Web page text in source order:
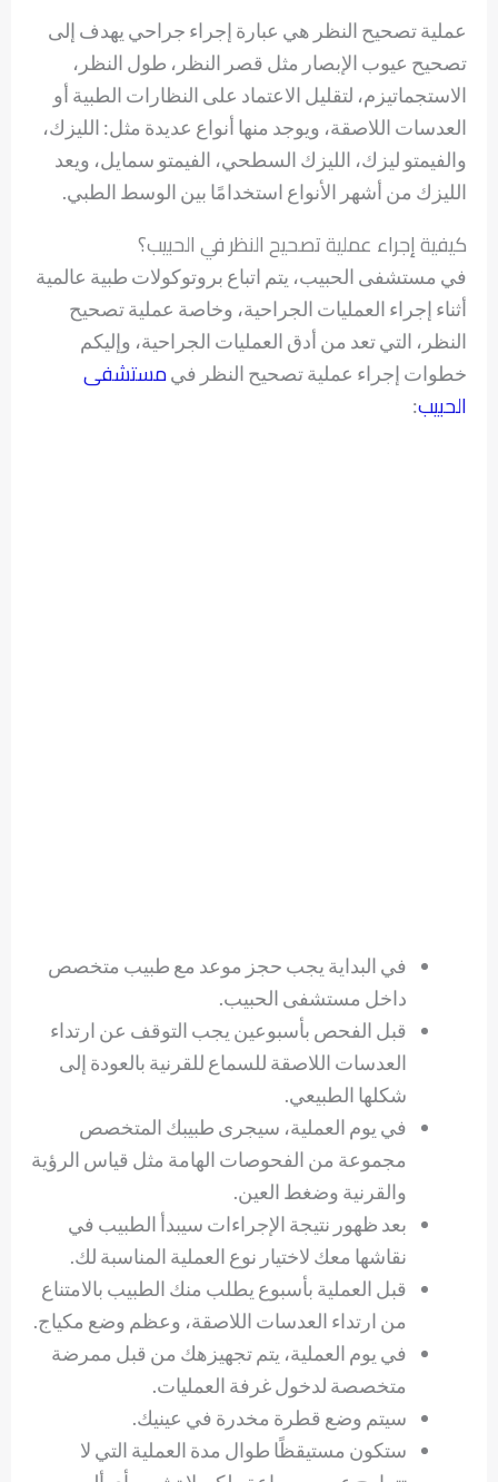
عملية تصحيح النظر هي عبارة إجراء جراحي يهدف إلى
تصحيح عيوب الإبصار مثل قصر النظر، طول النظر،
الاستجماتيزم، لتقليل الاعتماد على النظارات الطبية أو
العدسات اللاصقة، ويوجد منها أنواع عديدة مثل: الليزك،
والفيمتو ليزك، الليزك السطحي، الفيمتو سمايل، ويعد
الليزك من أشهر الأنواع استخدامًا بين الوسط الطبي.
كيفية إجراء عملية تصحيح النظر في الحبيب؟
في مستشفى الحبيب، يتم اتباع بروتوكولات طبية عالمية
أثناء إجراء العمليات الجراحية، وخاصة عملية تصحيح
النظر، التي تعد من أدق العمليات الجراحية، وإليكم
خطوات إجراء عملية تصحيح النظر فيمستشفى
الحبيب:
في البداية يجب حجز موعد مع طبيب متخصص
داخل مستشفى الحبيب.
قبل الفحص بأسبوعين يجب التوقف عن ارتداء
العدسات اللاصقة للسماع للقرنية بالعودة إلى
شكلها الطبيعي.
في يوم العملية، سيجرى طبيبك المتخصص
مجموعة من الفحوصات الهامة مثل قياس الرؤية
والقرنية وضغط العين.
بعد ظهور نتيجة الإجراءات سيبدأ الطبيب في
نقاشها معك لاختيار نوع العملية المناسبة لك.
قبل العملية بأسبوع يطلب منك الطبيب بالامتناع
من ارتداء العدسات اللاصقة، وعظم وضع مكياج.
في يوم العملية، يتم تجهيزهك من قبل ممرضة
متخصصة لدخول غرفة العمليات.
سيتم وضع قطرة مخدرة في عينيك.
ستكون مستيقظًا طوال مدة العملية التي لا